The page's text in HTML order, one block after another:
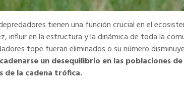
tienen una función crucial en el
influir en la estructura y la dinámica de toda la
tope fueran eliminados o su número
un desequilibrio en las poblaciones
de la cadena trófica.